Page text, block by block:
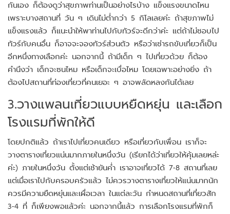
กันเอง ก็ต้องดูว่าสุขภาพท่านเป็นอย่างไรบ้าง แข็งแรงขนาดไหน
เพราะบางสถานที่ วัน ๆ เดินไม่ต่ำกว่า 5 กิโลเลยค่ะ ถ้าสุขภาพไม่
แข็งแรงแล้ว ก็แนะนำให้พาท่านไปกับทัวร์จะดีกว่าค่ะ แต่ถ้าไม่ชอบไป
ทัวร์กับคนอื่น ก็อาจจะจองทัวร์ส่วนตัว หรือว่าเช่ารถขับเที่ยวก็เป็น
อีกหนึ่งทางเลือกค่ะ นอกจากนี้ ถ้ามีเด็ก ๆ ไปเที่ยวด้วย ก็ต้อง
คำนึงว่า เด็กจะซนไหม หรือเด็กจะเบื่อไหม โดยเฉพาะอย่างยิ่ง ถ้า
ต้องไปสถานที่ท่องเที่ยวที่คนเยอะ ๆ อาจพลัดหลงกันได้เลย
3.วางแพลนเที่ยวแบบหยืดหยุ่น และเลือก
โรงแรมที่พักให้ดี
โดยปกติแล้ว ถ้าเราไปเที่ยวคนเดียว หรือเที่ยวกับเพื่อน เราก็จะ
วางตารางเที่ยวแน่นมากภายในหนึ่งวัน (เรียกได้ว่าเที่ยวให้คุ้มเลยหล่ะ
ค่ะ) ภายในหนึ่งวัน ตั้งแต่เช้ายันค่ำ เราอาจเที่ยวได้ 7-8 สถานที่เลย
แต่เมื่อเราไปกับครอบครัวแล้ว ไม่ควรวางตารางเที่ยวให้แน่นมากนัก
ควรมีความยืดหยุ่นและเผื่อเวลา ในแต่ละวัน กำหนดสถานที่เที่ยวสัก
3-4 ที่ ก็เพียงพอแล้วค่ะ นอกจากนี้แล้ว การเลือกโรงแรมที่พักก็